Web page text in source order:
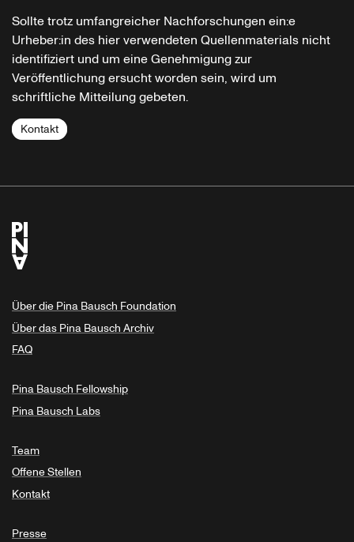
Sollte trotz umfangreicher Nachforschungen ein:e
Urheber:in des hier verwendeten Quellenmaterials nicht
identifiziert und um eine Genehmigung zur
Veröffentlichung ersucht worden sein, wird um
schriftliche Mitteilung gebeten.
Kontakt
Über die Pina Bausch Foundation
Über das Pina Bausch Archiv
FAQ
Pina Bausch Fellowship
Pina Bausch Labs
Team
Offene Stellen
Kontakt
Presse